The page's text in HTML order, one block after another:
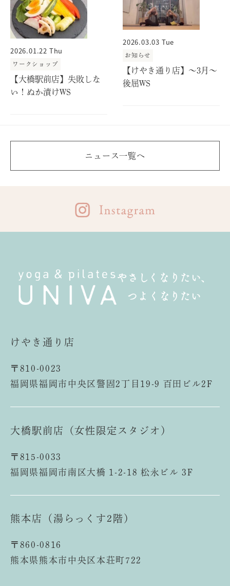
2026.01.22 Thu
ワークショップ
【大橋駅前店】失敗しな
い！ぬか漬けWS
2026.03.03 Tue
お知らせ
【けやき通り店】～3月～
後屈WS
ニュース一覧へ
やさしくなりたい、
つよくなりたい
けやき通り店
〒810-0023
福岡県福岡市中央区警固2丁目19-9 百田ビル2F
大橋駅前店（女性限定スタジオ）
〒815-0033
福岡県福岡市南区大橋 1-2-18 松永ビル 3F
熊本店（湯らっくす2階）
〒860-0816
熊本県熊本市中央区本荘町722